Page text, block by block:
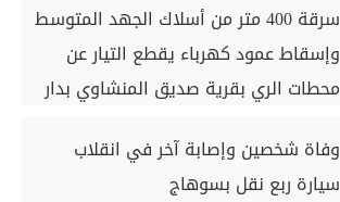
سرقة 400 متر من أسلاك الجهد المتوسط
وإسقاط عمود كهرباء يقطع التيار عن
محطات الري بقرية صديق المنشاوي بدار
وفاة شخصين وإصابة آخر في انقلاب
سيارة ربع نقل بسوهاج